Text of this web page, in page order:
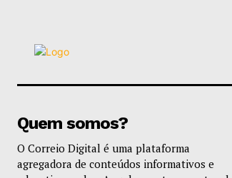
Quem somos?
O Correio Digital é uma plataforma
agregadora de conteúdos informativos e